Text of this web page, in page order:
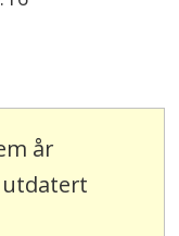
år
utdatert